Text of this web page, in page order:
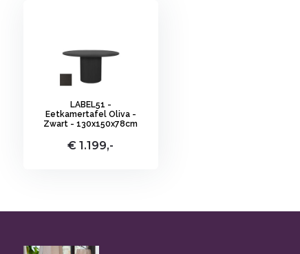
LABEL51 -
Eetkamertafel Oliva -
Zwart - 130x150x78cm
€ 1.199,-